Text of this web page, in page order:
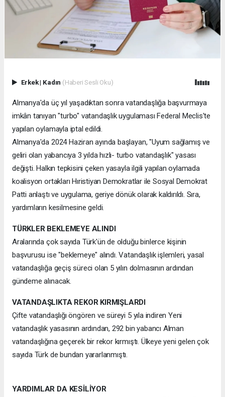
Erkek| Kadın (Haberi Sesli Oku)
Almanya'da üç yıl yaşadıktan sonra vatandaşlığa başvurmaya
imkân tanıyan "turbo" vatandaşlık uygulaması Federal Meclis'te
yapılan oylamayla iptal edildi.
Almanya'da 2024 Haziran ayında başlayan, "Uyum sağlamış ve
geliri olan yabancıya 3 yılda hızlı- turbo vatandaşlık" yasası
değişti. Halkın tepkisini çeken yasayla ilgili yapılan oylamada
koalisyon ortakları Hıristiyan Demokratlar ile Sosyal Demokrat
Patti anlaştı ve uygulama, geriye dönük olarak kaldırıldı. Sıra,
yardımların kesilmesine geldi.
TÜRKLER BEKLEMEYE ALINDI
Aralarında çok sayıda Türk'ün de olduğu binlerce kişinin
başvurusu ise "beklemeye" alındı. Vatandaşlık işlemleri, yasal
vatandaşlığa geçiş süreci olan 5 yılın dolmasının ardından
gündeme alınacak.
VATANDAŞLIKTA REKOR KIRMIŞLARDI
Çifte vatandaşlığı öngören ve süreyi 5 yıla indiren Yeni
vatandaşlık yasasının ardından, 292 bin yabancı Alman
vatandaşlığına geçerek bir rekor kırmıştı. Ülkeye yeni gelen çok
sayıda Türk de bundan yararlanmıştı.
YARDIMLAR DA KESİLİYOR